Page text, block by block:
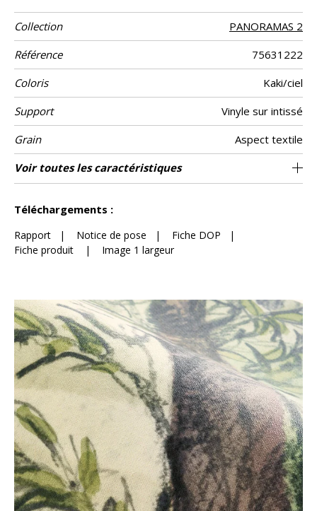
Collection
PANORAMAS 2
Référence
75631222
Coloris
Kaki/ciel
Support
Vinyle sur intissé
Grain
Aspect textile
Largeur d'un
Lé
68 cm / 27 inches
Hauteur 300 cm / 118 inches
Largeur Totale 204 cm
Raccord Raccord droit
Nombre de lés 3
Poids g/m² 330
Entretien Lessivable
Pose colle Encollage du mur
Dépose Arrachage à sec
Norme COV A+
ASTME84 Class A
Norme
euroclass
B s2 d0
Pays d'origine Italie
Voir toutes les caractéristiques
Téléchargements :
Rapport | Notice de pose | Fiche DOP |
Fiche produit
| Image 1 largeur